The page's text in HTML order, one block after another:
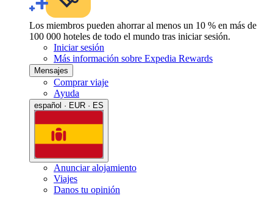
Los miembros pueden ahorrar al menos un 10 % en más de
100 000 hoteles de todo el mundo tras iniciar sesión.
Iniciar sesión
Más información sobre Expedia Rewards
Mensajes
Comprar viaje
Ayuda
español · EUR · ES
Anunciar alojamiento
Viajes
Danos tu opinión